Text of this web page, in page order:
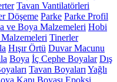
Tavan Vantilatörleri
Döşeme Parke Parke Profil
ve Boya Malzemeleri Hobi
Tinerler
Hışır Örtü Duvar Macunu
Boya İç Cephe Boyalar Dış
Tavan Boyaları Yağlı
Kapı Boyası Epoksi